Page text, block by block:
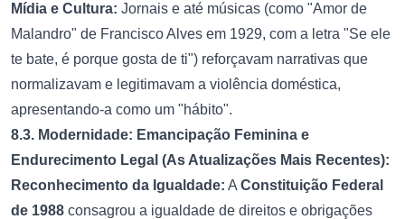
Mídia e Cultura: Jornais e até músicas (como "Amor de
Malandro" de Francisco Alves em 1929, com a letra "Se ele
te bate, é porque gosta de ti") reforçavam narrativas que
normalizavam e legitimavam a violência doméstica,
apresentando-a como um "hábito".
8.3. Modernidade: Emancipação Feminina e
Endurecimento Legal (As Atualizações Mais Recentes):
Reconhecimento da Igualdade: A Constituição Federal
de 1988 consagrou a igualdade de direitos e obrigações